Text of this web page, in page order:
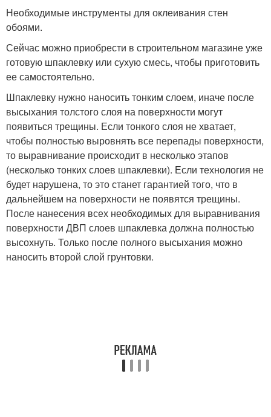
Необходимые инструменты для оклеивания стен
обоями.
Сейчас можно приобрести в строительном магазине уже
готовую шпаклевку или сухую смесь, чтобы приготовить
ее самостоятельно.
Шпаклевку нужно наносить тонким слоем, иначе после
высыхания толстого слоя на поверхности могут
появиться трещины. Если тонкого слоя не хватает,
чтобы полностью выровнять все перепады поверхности,
то выравнивание происходит в несколько этапов
(несколько тонких слоев шпаклевки). Если технология не
будет нарушена, то это станет гарантией того, что в
дальнейшем на поверхности не появятся трещины.
После нанесения всех необходимых для выравнивания
поверхности ДВП слоев шпаклевка должна полностью
высохнуть. Только после полного высыхания можно
наносить второй слой грунтовки.